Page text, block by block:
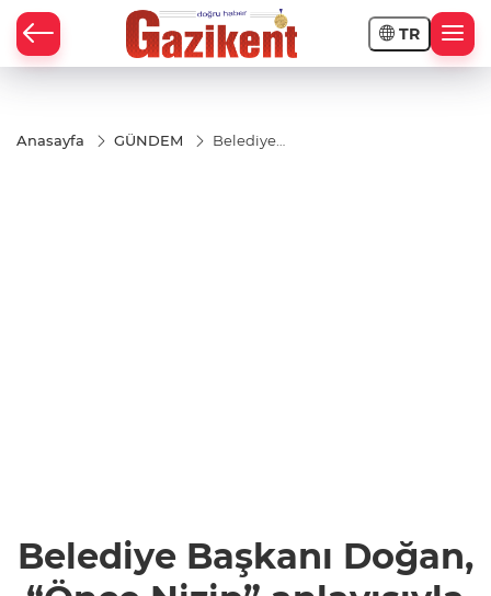
TR
Anasayfa GÜNDEM
Belediye
Belediye Başkanı Doğan,